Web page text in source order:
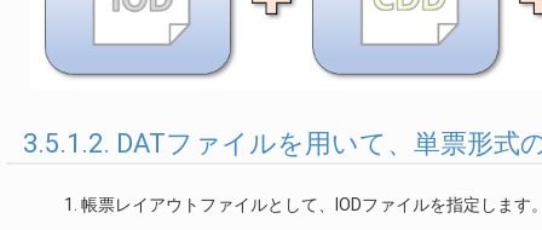
3.5.1.2. DATファイルを用いて、単票形式
帳票レイアウトファイルとして、IODファイルを指定します